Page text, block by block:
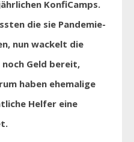
KonfiCamps.
die sie Pandemie-
nun wackelt die
Geld bereit,
haben ehemalige
Helfer eine